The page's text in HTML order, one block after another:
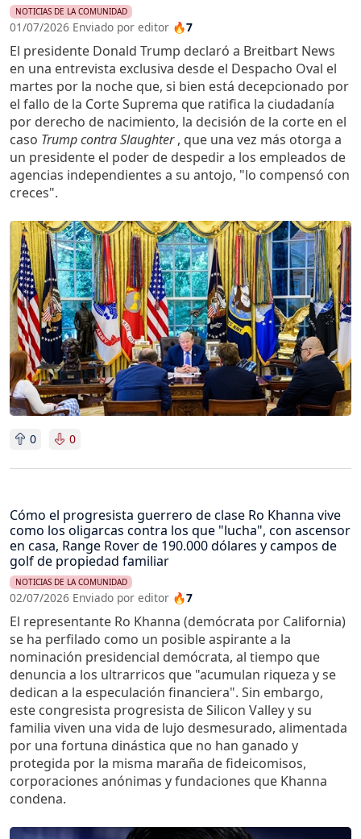
NOTICIAS DE LA COMUNIDAD
01/07/2026 Enviado por editor 🔥7
El presidente Donald Trump declaró a Breitbart News
en una entrevista exclusiva desde el Despacho Oval el
martes por la noche que, si bien está decepcionado por
el fallo de la Corte Suprema que ratifica la ciudadanía
por derecho de nacimiento, la decisión de la corte en el
caso Trump contra Slaughter, que una vez más otorga a
un presidente el poder de despedir a los empleados de
agencias independientes a su antojo, "lo compensó con
creces".
Imagen
0 0
Cómo el progresista guerrero de clase Ro Khanna vive
como los oligarcas contra los que "lucha", con ascensor
en casa, Range Rover de 190.000 dólares y campos de
golf de propiedad familiar
NOTICIAS DE LA COMUNIDAD
02/07/2026 Enviado por editor 🔥7
El representante Ro Khanna (demócrata por California)
se ha perfilado como un posible aspirante a la
nominación presidencial demócrata, al tiempo que
denuncia a los ultrarricos que "acumulan riqueza y se
dedican a la especulación financiera". Sin embargo,
este congresista progresista de Silicon Valley y su
familia viven una vida de lujo desmesurado, alimentada
por una fortuna dinástica que no han ganado y
protegida por la misma maraña de fideicomisos,
corporaciones anónimas y fundaciones que Khanna
condena.